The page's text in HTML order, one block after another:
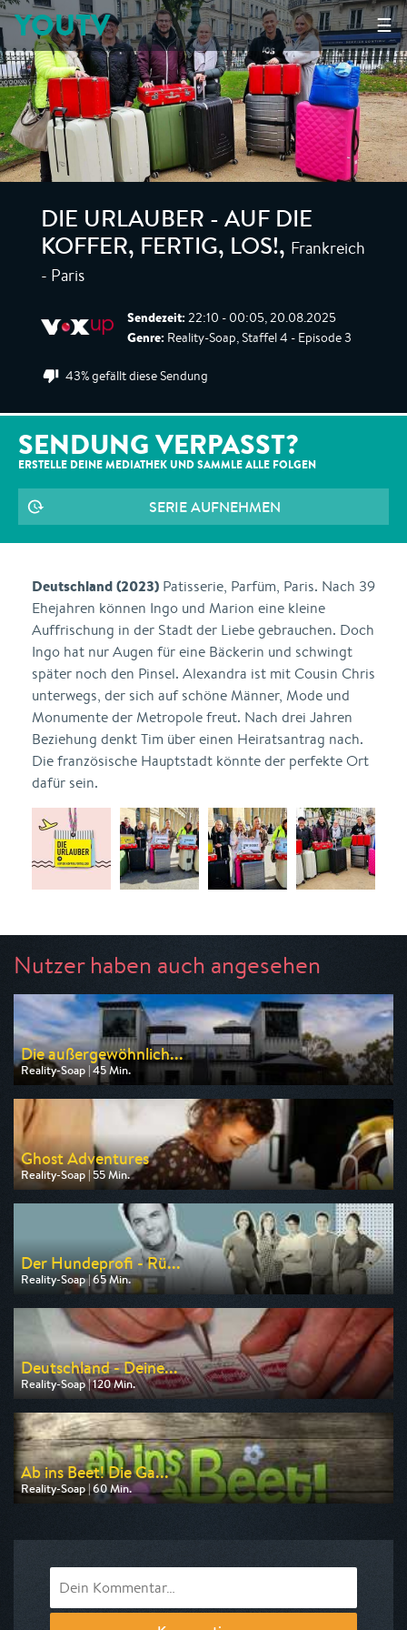
☰
YOUTV
DIE URLAUBER - AUF DIE
KOFFER, FERTIG, LOS!, Frankreich
- Paris
Sendezeit: 22:10 - 00:05, 20.08.2025
Genre: Reality-Soap, Staffel 4 - Episode 3
43% gefällt diese Sendung
SENDUNG VERPASST?
ERSTELLE DEINE MEDIATHEK UND SAMMLE ALLE FOLGEN
SERIE AUFNEHMEN
Deutschland (2023) Patisserie, Parfüm, Paris. Nach 39
Ehejahren können Ingo und Marion eine kleine
Auffrischung in der Stadt der Liebe gebrauchen. Doch
Ingo hat nur Augen für eine Bäckerin und schwingt
später noch den Pinsel. Alexandra ist mit Cousin Chris
unterwegs, der sich auf schöne Männer, Mode und
Monumente der Metropole freut. Nach drei Jahren
Beziehung denkt Tim über einen Heiratsantrag nach.
Die französische Hauptstadt könnte der perfekte Ort
dafür sein.
Nutzer haben auch angesehen
Die außergewöhnlich...
Reality-Soap | 45 Min.
Ausgestrahlt von ZDF
am 09.08.2026, 17:15
Ghost Adventures
Reality-Soap | 55 Min.
Ausgestrahlt von Tele 5
am 07.08.2026, 20:15
Der Hundeprofi - Rü...
Reality-Soap | 65 Min.
Ausgestrahlt von VOX
am 08.08.2026, 19:10
Deutschland - Deine...
Reality-Soap | 120 Min.
Ausgestrahlt von RTLZWEI
am 10.08.2026, 20:15
Ab ins Beet! Die Ga...
Reality-Soap | 60 Min.
Ausgestrahlt von VOX